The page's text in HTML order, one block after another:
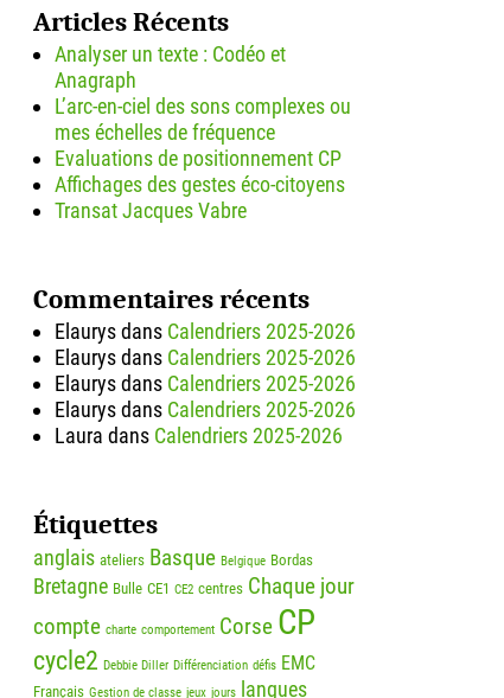
Articles Récents
Analyser un texte : Codéo et
Anagraph
L’arc-en-ciel des sons complexes ou
mes échelles de fréquence
Evaluations de positionnement CP
Affichages des gestes éco-citoyens
Transat Jacques Vabre
Commentaires récents
Elaurysdans Calendriers 2025-2026
Elaurysdans Calendriers 2025-2026
Elaurysdans Calendriers 2025-2026
Elaurysdans Calendriers 2025-2026
Laura dans Calendriers 2025-2026
Étiquettes
anglais ateliers Basque Belgique Bordas
Bretagne Bulle CE1 CE2 centres Chaque jour
compte charte comportement Corse CP
cycle2 Debbie Diller Différenciation défis EMC
Français Gestion de classe jeux jours
langues